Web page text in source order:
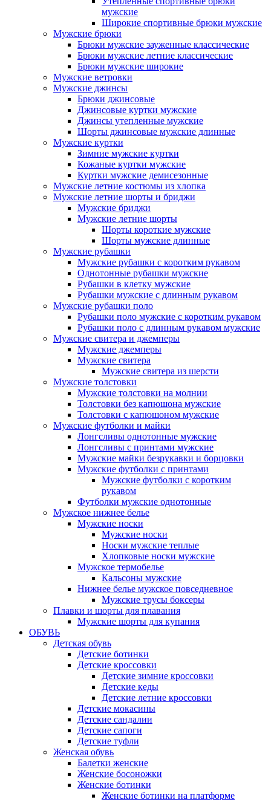
мужские
Широкие спортивные брюки мужские
Мужские брюки
Брюки мужские зауженные классические
Брюки мужские летние классические
Брюки мужские широкие
Мужские ветровки
Мужские джинсы
Брюки джинсовые
Джинсовые куртки мужские
Джинсы утепленные мужские
Шорты джинсовые мужские длинные
Мужские куртки
Зимние мужские куртки
Кожаные куртки мужские
Куртки мужские демисезонные
Мужские летние костюмы из хлопка
Мужские летние шорты и бриджи
Мужские бриджи
Мужские летние шорты
Шорты короткие мужские
Шорты мужские длинные
Мужские рубашки
Мужские рубашки с коротким рукавом
Однотонные рубашки мужские
Рубашки в клетку мужские
Рубашки мужские с длинным рукавом
Мужские рубашки поло
Рубашки поло мужские с коротким рукавом
Рубашки поло с длинным рукавом мужские
Мужские свитера и джемперы
Мужские джемперы
Мужские свитера
Мужские свитера из шерсти
Мужские толстовки
Мужские толстовки на молнии
Толстовки без капюшона мужские
Толстовки с капюшоном мужские
Мужские футболки и майки
Лонгсливы однотонные мужские
Лонгсливы с принтами мужские
Мужские майки безрукавки и борцовки
Мужские футболки с принтами
Мужские футболки с коротким
рукавом
Футболки мужские однотонные
Мужское нижнее белье
Мужские носки
Мужские носки
Носки мужские теплые
Хлопковые носки мужские
Мужское термобелье
Кальсоны мужские
Нижнее белье мужское повседневное
Мужские трусы боксеры
Плавки и шорты для плавания
Мужские шорты для купания
ОБУВЬ
Детская обувь
Детские ботинки
Детские кроссовки
Детские зимние кроссовки
Детские кеды
Детские летние кроссовки
Детские мокасины
Детские сандалии
Детские сапоги
Детские туфли
Женская обувь
Балетки женские
Женские босоножки
Женские ботинки
Женские ботинки на платформе